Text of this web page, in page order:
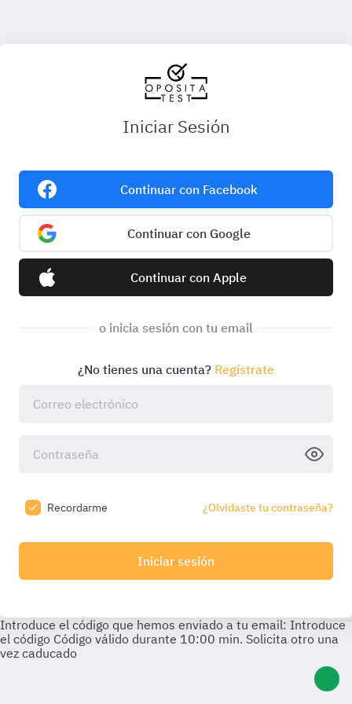
Iniciar Sesión
Continuar con Facebook
Continuar con Google
Continuar con Apple
o inicia sesión con tu email
¿No tienes una cuenta? Regístrate
Recordarme ¿Olvidaste tu contraseña?
Iniciar sesión
Introduce el código que hemos enviado a tu email: Introduce
el código Código válido durante 10:00 min. Solicita otro una
vez caducado